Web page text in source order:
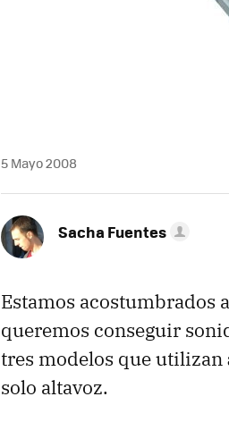
5 Mayo 2008
Sacha Fuentes
Estamos acostumbrados
queremos conseguir
tres modelos que utilizan
solo altavoz.